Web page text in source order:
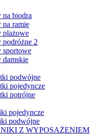
na biodra
na ramię
plażowe
podróżne 2
sportowe
damskie
podwójne
pojedyncze
potrójne
pojedyncze
podwójne
Z WYPOSAŻENIEM